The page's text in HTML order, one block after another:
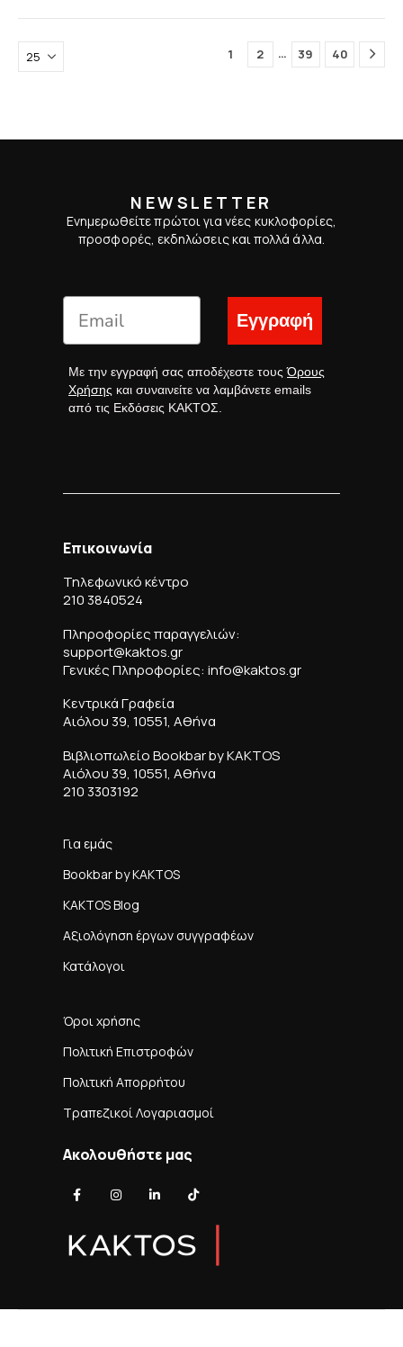
1 2 … 39 40
NEWSLETTER
Ενημερωθείτε πρώτοι για νέες κυκλοφορίες,
προσφορές, εκδηλώσεις και πολλά άλλα.
Εγγραφή
Με την εγγραφή σας αποδέχεστε τουςΌρους
Χρήσης και συναινείτε να λαμβάνετε emails
από τις Εκδόσεις ΚΑΚΤΟΣ.
Επικοινωνία
Τηλεφωνικό κέντρο
210 3840524
Πληροφορίες παραγγελιών:
support@kaktos.gr
Γενικές Πληροφορίες: info@kaktos.gr
Κεντρικά Γραφεία
Αιόλου 39, 10551, Αθήνα
Βιβλιοπωλείο Bookbar by KAKTOS
Αιόλου 39, 10551, Αθήνα
210 3303192
Για εμάς
Bookbar by KAKTOS
KAKTOS Blog
Αξιολόγηση έργων συγγραφέων
Κατάλογοι
Όροι χρήσης
Πολιτική Επιστροφών
Πολιτική Απορρήτου
Τραπεζικοί Λογαριασμοί
Ακολουθήστε μας